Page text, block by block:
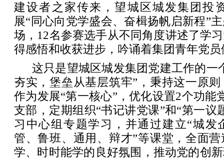
建设者之家传来，望城区城发集团投
展“同心向党学盛会、奋楫扬帆启新程”
场，12名参赛选手从不同角度讲述了学
得感悟和收获进步，吟诵着集团青年党
这只是望城区城发集团党建工作的一
夯实，堡垒从基层筑牢”，秉持这一原
作为发展“第一核心”，优化设置2个功能
支部，定期组织“书记讲党课”和“第一议
习中心组专题学习，并通过建立“城发
管、鲁班、通用、辩才”等课堂，全面
学、时时能学的良好氛围，推动党的创